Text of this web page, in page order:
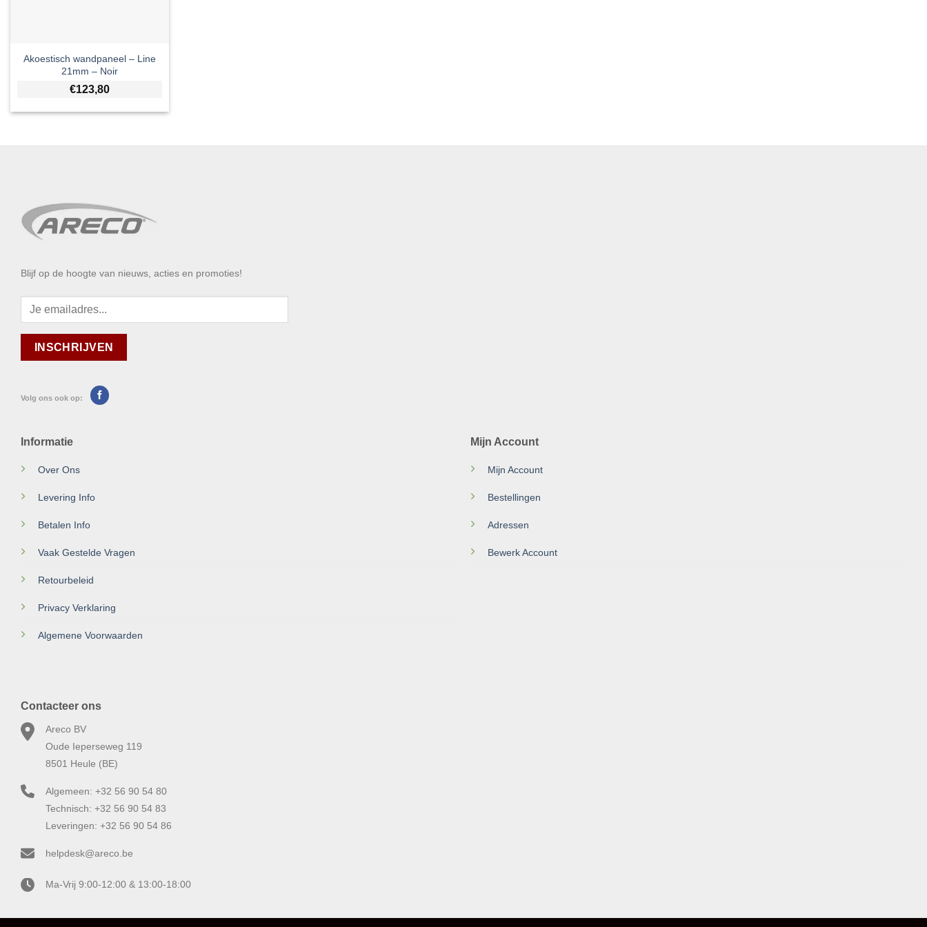
Akoestisch wandpaneel – Line
21mm – Noir
€123,80
Blijf op de hoogte van nieuws, acties en promoties!
Volg ons ook op:
Informatie
Over Ons
Levering Info
Betalen Info
Vaak Gestelde Vragen
Retourbeleid
Privacy Verklaring
Algemene Voorwaarden
Mijn Account
Mijn Account
Bestellingen
Adressen
Bewerk Account
Contacteer ons
Areco BV
Oude Ieperseweg 119
8501 Heule (BE)
Algemeen: +32 56 90 54 80
Technisch: +32 56 90 54 83
Leveringen: +32 56 90 54 86
helpdesk@areco.be
Ma-Vrij 9:00-12:00 & 13:00-18:00